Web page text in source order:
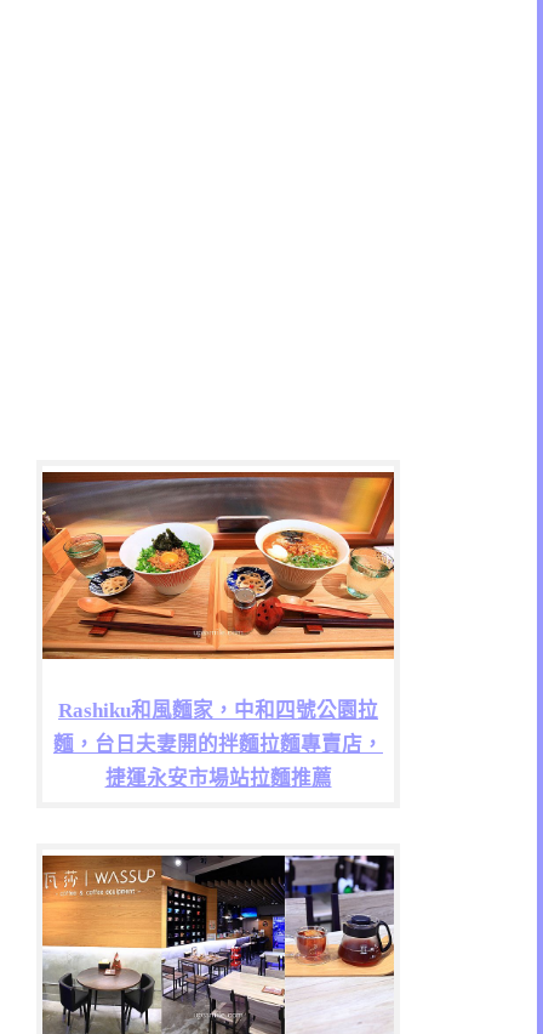
Rashiku和風麵家，中和四號公園拉
麵，台日夫妻開的拌麵拉麵專賣店，
捷運永安市場站拉麵推薦